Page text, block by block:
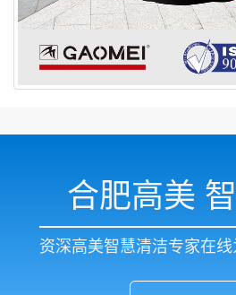
合肥高美
资深高美智慧清洁专家在